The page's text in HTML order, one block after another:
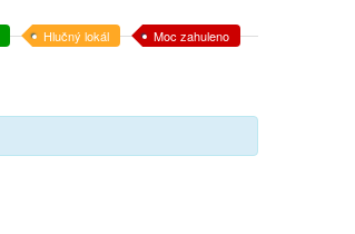
Hlučný lokál Moc zahuleno